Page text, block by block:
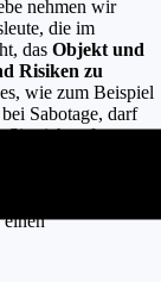
nehmen wir
die im
das Objekt und
Risiken zu
wie zum Beispiel
Sabotage, darf
Sie sich auf unser
den